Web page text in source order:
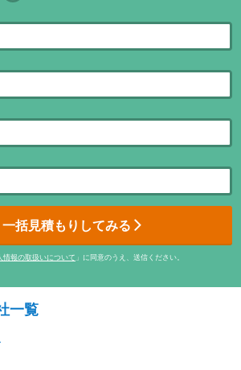
一括見積もりしてみる
情報の取扱いについて 」に同意のうえ、送信ください。
一覧